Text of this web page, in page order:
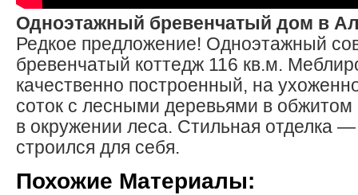
Одноэтажный бревенчатый дом в
Редкое предложение! Одноэтажный
бревенчатый коттедж 116 кв.м.
качественно построенный, на
соток с лесными деревьями в
в окружении леса. Стильная отделка
строился для себя.
Похожие Материалы: